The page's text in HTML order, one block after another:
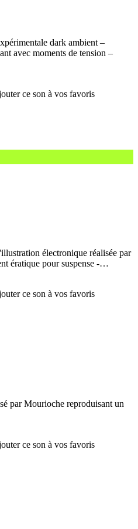
dark ambient –
avec moments de tension –
électronique réalisée par
ératique pour suspense -…
par Mourioche reproduisant un